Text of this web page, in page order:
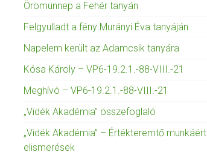
Örömünnep a Fehér tanyán
Felgyulladt a fény Murányi Éva tanyáján
Napelem került az Adamcsik tanyára
Kósa Károly – VP6-19.2.1.-88-VIII.-21
Meghívó – VP6-19.2.1.-88-VIII.-21
„Vidék Akadémia” összefoglaló
„Vidék Akadémia” – Értékteremtő munkáért
elismerések